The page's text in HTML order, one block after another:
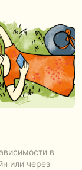
в
или через